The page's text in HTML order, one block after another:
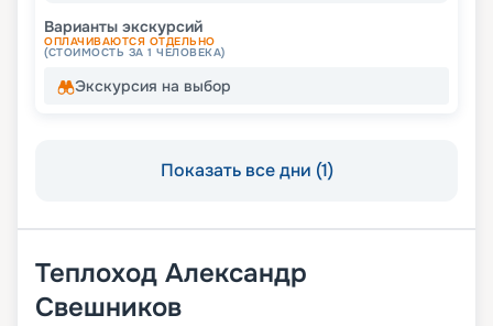
Варианты экскурсий
ОПЛАЧИВАЮТСЯ ОТДЕЛЬНО
(СТОИМОСТЬ ЗА 1 ЧЕЛОВЕКА)
Экскурсия на выбор
Показать все дни (1)
Теплоход Александр
Свешников